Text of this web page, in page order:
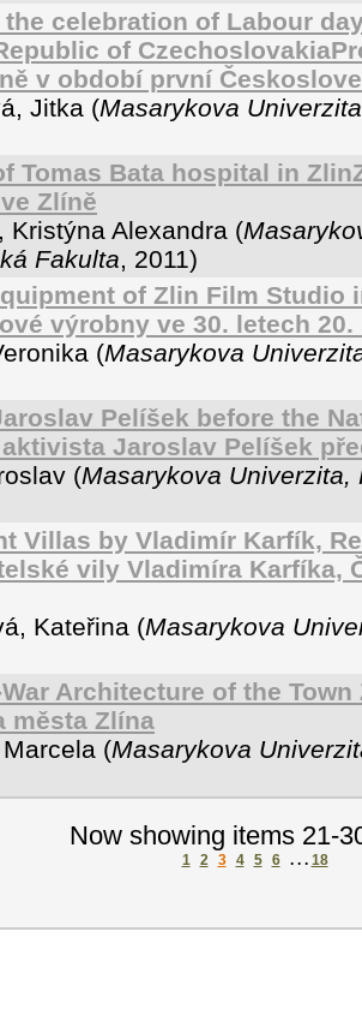
the celebration of Labour
of
v období první
Jitka (Masarykova
Tomas Bata hospital in
Zlíně
Kristýna Alexandra (
Fakulta, 2011)
of Zlin Film Studio
výrobny ve 30. letech
(Masarykova
Pelíšek before the
Jaroslav Pelíšek
(Masarykova
Villas by Vladimír Karfík,
vily Vladimíra Karfíka,
Kateřina (Masarykova
Architecture of the
města Zlína
(Masarykova
Now showing items 21-
1 2 3 4 5 6 . . . 18